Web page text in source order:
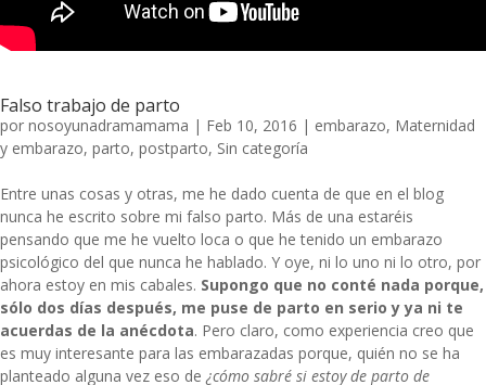
Falso trabajo de parto
por nosoyunadramamama | Feb 10, 2016 | embarazo, Maternidad
y embarazo, parto, postparto, Sin categoría
Entre unas cosas y otras, me he dado cuenta de que en el blog
nunca he escrito sobre mi falso parto. Más de una estaréis
pensando que me he vuelto loca o que he tenido un embarazo
psicológico del que nunca he hablado. Y oye, ni lo uno ni lo otro, por
ahora estoy en mis cabales. Supongo que no conté nada porque,
sólo dos días después, me puse de parto en serio y ya ni te
acuerdas de la anécdota. Pero claro, como experiencia creo que
es muy interesante para las embarazadas porque, quién no se ha
planteado alguna vez eso de ¿cómo sabré si estoy de parto de